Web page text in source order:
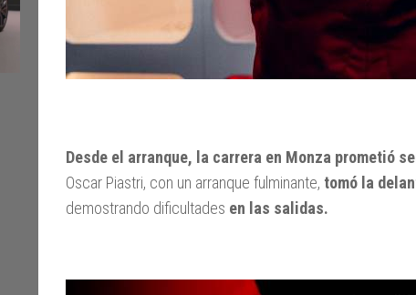
Desde el arranque, la carrera en Monza prometió
Oscar Piastri, con un arranque fulminante, tomó la
demostrando dificultades en las salidas.